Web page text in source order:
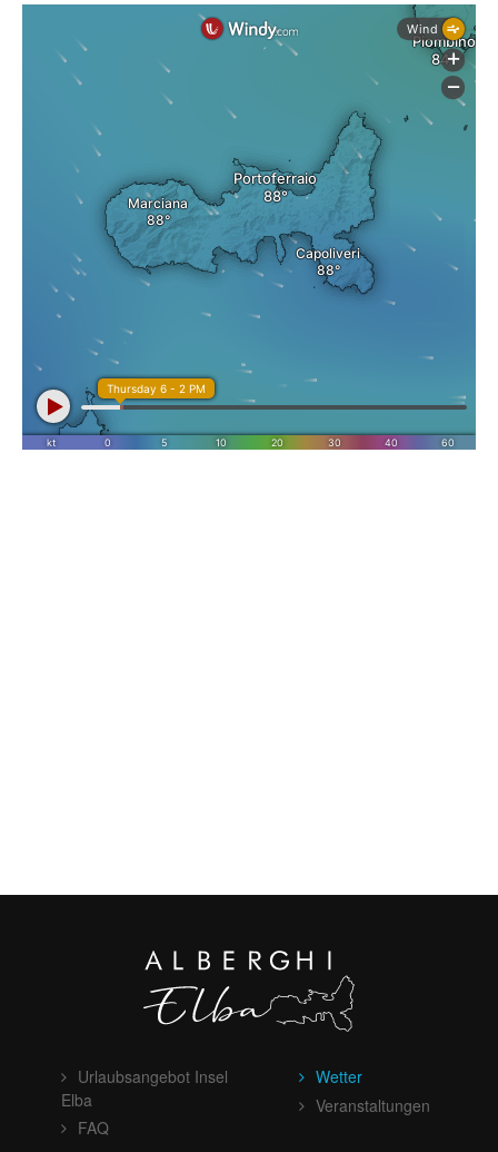
Urlaubsangebot Insel
Elba
FAQ
Wetter
Veranstaltungen